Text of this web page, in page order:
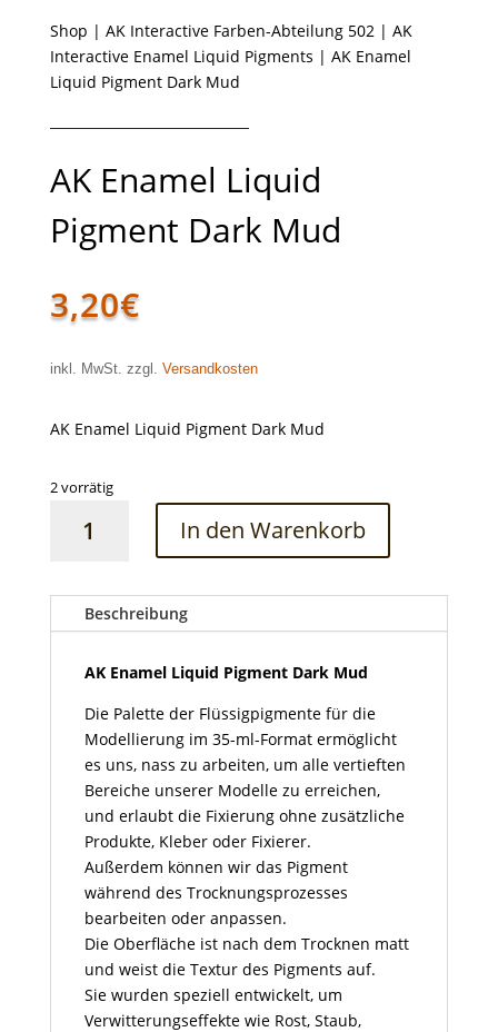
Shop | AK Interactive Farben-Abteilung 502| AK
Interactive Enamel Liquid Pigments | AK Enamel
Liquid Pigment Dark Mud
AK Enamel Liquid
Pigment Dark Mud
3,20€
inkl. MwSt. zzgl. Versandkosten
AK Enamel Liquid Pigment Dark Mud
2 vorrätig
Enamel
Mud
Menge
In den Warenkorb
Beschreibung
AK Enamel Liquid Pigment Dark Mud
Die Palette der Flüssigpigmente für die
Modellierung im 35-ml-Format ermöglicht
es uns, nass zu arbeiten, um alle vertieften
Bereiche unserer Modelle zu erreichen,
und erlaubt die Fixierung ohne zusätzliche
Produkte, Kleber oder Fixierer.
Außerdem können wir das Pigment
während des Trocknungsprozesses
bearbeiten oder anpassen.
Die Oberfläche ist nach dem Trocknen matt
und weist die Textur des Pigments auf.
Sie wurden speziell entwickelt, um
Verwitterungseffekte wie Rost, Staub,